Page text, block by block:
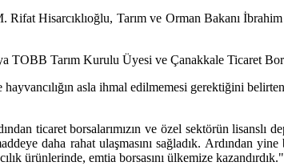
Hisarcıklıoğlu, Tarım ve Orman Bakanı
Tarım Kurulu Üyesi ve Çanakkale Ticaret
asla ihmal edilmemesi gerektiğini
ticaret borsalarımızın ve özel sektörün lisanslı
daha rahat ulaşmasını sağladık. Ardından yine
ürünlerinde, emtia borsasını ülkemize